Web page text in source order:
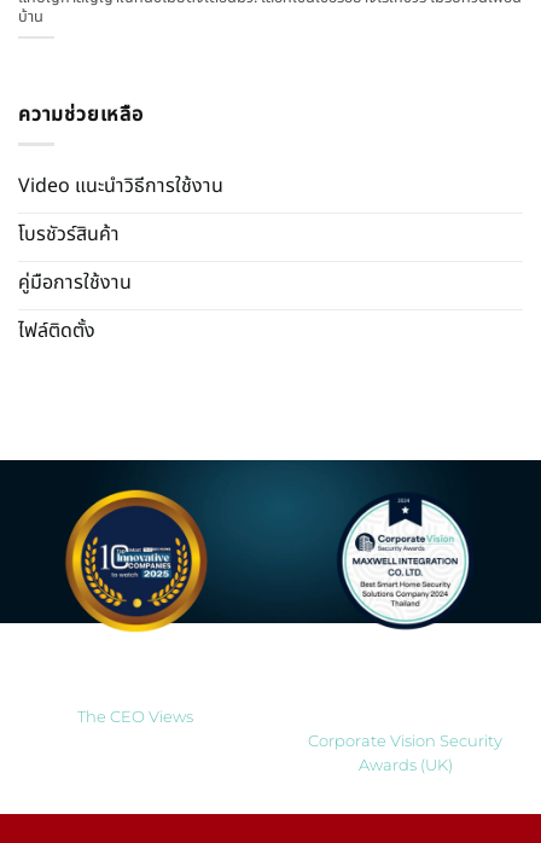
บ้าน
ความช่วยเหลือ
Video แนะนำวิธีการใช้งาน
โบรชัวร์สินค้า
คู่มือการใช้งาน
ไฟล์ติดตั้ง
The CEO Views
Corporate Vision Security
Awards (UK)